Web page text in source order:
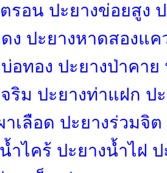
รอน ปะยางข่อยสูง
ง ปะยางหาดสองแค
อทอง ปะยางป่าคาย
ริม ปะยางท่าแฝก
าเลือด ปะยางร่วมจิ
ำไคร้ ปะยางน้ำไฝ